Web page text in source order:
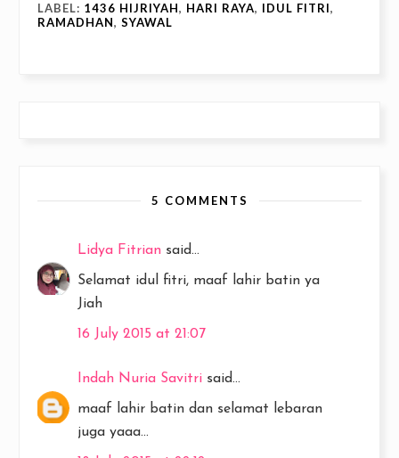
LABEL: 1436 HIJRIYAH, HARI RAYA, IDUL FITRI,
RAMADHAN, SYAWAL
5 COMMENTS
Lidya Fitrian said...
Selamat idul fitri, maaf lahir batin ya
Jiah
16 July 2015 at 21:07
Indah Nuria Savitri said...
maaf lahir batin dan selamat lebaran
juga yaaa...